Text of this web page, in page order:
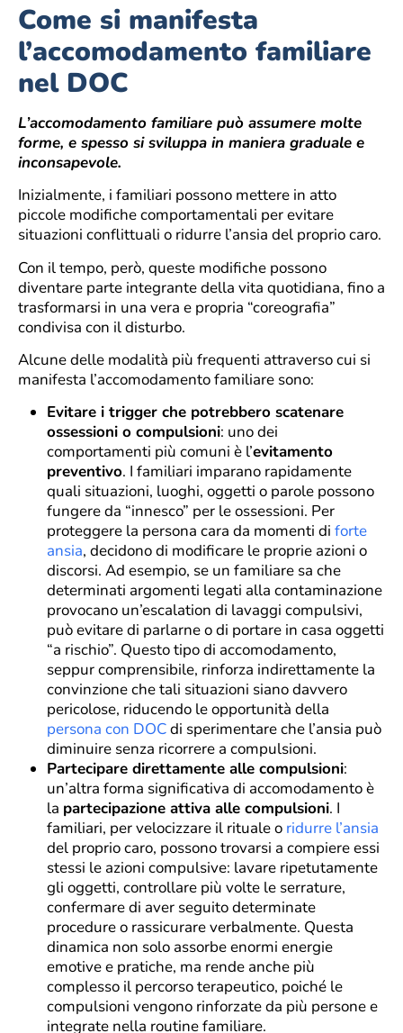
Come si manifesta
l’accomodamento familiare
nel DOC
L’accomodamento familiare può assumere molte
forme, e spesso si sviluppa in maniera graduale e
inconsapevole.
Inizialmente, i familiari possono mettere in atto
piccole modifiche comportamentali per evitare
situazioni conflittuali o ridurre l’ansia del proprio caro.
Con il tempo, però, queste modifiche possono
diventare parte integrante della vita quotidiana, fino a
trasformarsi in una vera e propria “coreografia”
condivisa con il disturbo.
Alcune delle modalità più frequenti attraverso cui si
manifesta l’accomodamento familiare sono:
Evitare i trigger che potrebbero scatenare
ossessioni o compulsioni: uno dei
comportamenti più comuni è l’evitamento
preventivo. I familiari imparano rapidamente
quali situazioni, luoghi, oggetti o parole possono
fungere da “innesco” per le ossessioni. Per
proteggere la persona cara da momenti di forte
ansia, decidono di modificare le proprie azioni o
discorsi. Ad esempio, se un familiare sa che
determinati argomenti legati alla contaminazione
provocano un’escalation di lavaggi compulsivi,
può evitare di parlarne o di portare in casa oggetti
“a rischio”. Questo tipo di accomodamento,
seppur comprensibile, rinforza indirettamente la
convinzione che tali situazioni siano davvero
pericolose, riducendo le opportunità della
persona con DOCdi sperimentare che l’ansia può
diminuire senza ricorrere a compulsioni.
Partecipare direttamente alle compulsioni:
un’altra forma significativa di accomodamento è
la partecipazione attiva alle compulsioni. I
familiari, per velocizzare il rituale o ridurre l’ansia
del proprio caro, possono trovarsi a compiere essi
stessi le azioni compulsive: lavare ripetutamente
gli oggetti, controllare più volte le serrature,
confermare di aver seguito determinate
procedure o rassicurare verbalmente. Questa
dinamica non solo assorbe enormi energie
emotive e pratiche, ma rende anche più
complesso il percorso terapeutico, poiché le
compulsioni vengono rinforzate da più persone e
integrate nella routine familiare.